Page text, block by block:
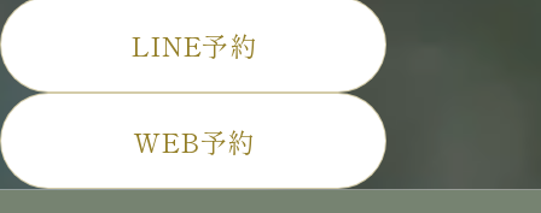
LINE予約
WEB予約